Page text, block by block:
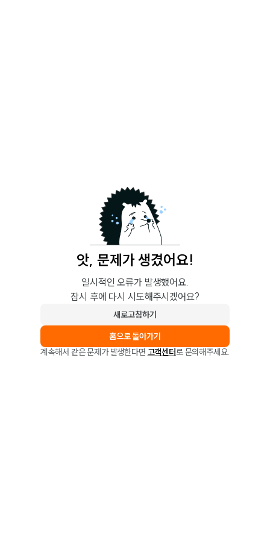
앗, 문제가 생겼어요!
일시적인 오류가 발생했어요.
잠시 후에 다시 시도해주시겠어요?
새로고침하기
홈으로 돌아가기
계속해서 같은 문제가 발생한다면 고객센터로 문의해주세요.